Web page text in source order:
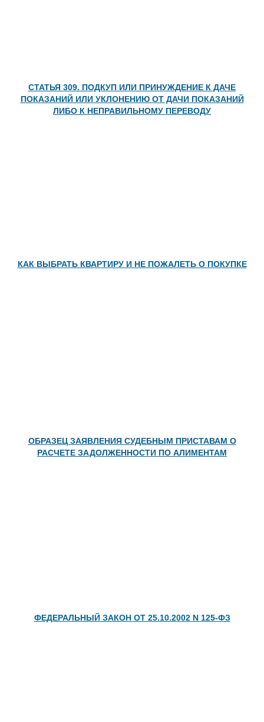
СТАТЬЯ 309. ПОДКУП ИЛИ ПРИНУЖДЕНИЕ К ДАЧЕ
ПОКАЗАНИЙ ИЛИ УКЛОНЕНИЮ ОТ ДАЧИ ПОКАЗАНИЙ
ЛИБО К НЕПРАВИЛЬНОМУ ПЕРЕВОДУ
КАК ВЫБРАТЬ КВАРТИРУ И НЕ ПОЖАЛЕТЬ О ПОКУПКЕ
ОБРАЗЕЦ ЗАЯВЛЕНИЯ СУДЕБНЫМ ПРИСТАВАМ О
РАСЧЕТЕ ЗАДОЛЖЕННОСТИ ПО АЛИМЕНТАМ
ФЕДЕРАЛЬНЫЙ ЗАКОН ОТ 25.10.2002 N 125-ФЗ